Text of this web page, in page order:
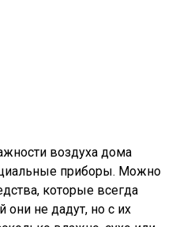
воздуха дома
приборы. Можно
которые всегда
они не дадут, но с их